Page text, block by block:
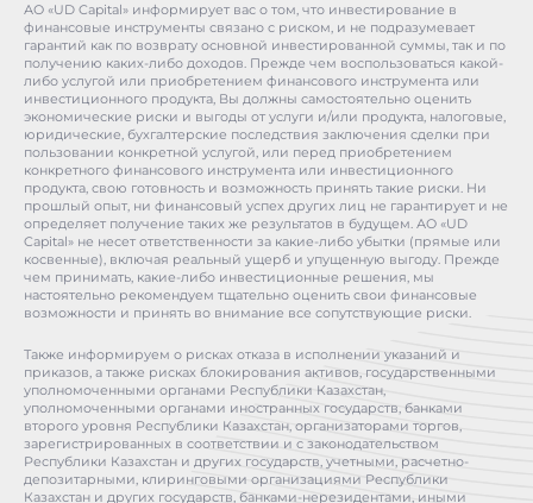
АО «UD Capital» информирует вас о том, что инвестирование в
финансовые инструменты связано с риском, и не подразумевает
гарантий как по возврату основной инвестированной суммы, так и по
получению каких-либо доходов. Прежде чем воспользоваться какой-
либо услугой или приобретением финансового инструмента или
инвестиционного продукта, Вы должны самостоятельно оценить
экономические риски и выгоды от услуги и/или продукта, налоговые,
юридические, бухгалтерские последствия заключения сделки при
пользовании конкретной услугой, или перед приобретением
конкретного финансового инструмента или инвестиционного
продукта, свою готовность и возможность принять такие риски. Ни
прошлый опыт, ни финансовый успех других лиц не гарантирует и не
определяет получение таких же результатов в будущем. АО «UD
Capital» не несет ответственности за какие-либо убытки (прямые или
косвенные), включая реальный ущерб и упущенную выгоду. Прежде
чем принимать, какие-либо инвестиционные решения, мы
настоятельно рекомендуем тщательно оценить свои финансовые
возможности и принять во внимание все сопутствующие риски.
Также информируем о рисках отказа в исполнении указаний и
приказов, а также рисках блокирования активов, государственными
уполномоченными органами Республики Казахстан,
уполномоченными органами иностранных государств, банками
второго уровня Республики Казахстан, организаторами торгов,
зарегистрированных в соответствии и с законодательством
Республики Казахстан и других государств, учетными, расчетно-
депозитарными, клиринговыми организациями Республики
Казахстан и других государств, банками-нерезидентами, иными